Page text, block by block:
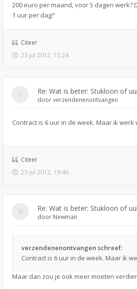
200 euro per maand, voor 5 dagen werk?
1 uur per dag?
Citeer
23 jul 2012, 15:24
Re: Wat is beter: Stukloon of
doorverzendenenontvangen
Contract is 6 uur in de week. Maar ik werk
Citeer
23 jul 2012, 19:46
Re: Wat is beter: Stukloon of
door Newman
verzendenenontvangen schreef:
Contract is 6 uur in de week. Maar ik
Maar dan zou je ook meer moeten